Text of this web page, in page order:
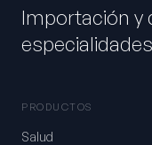
Importación y
PRODUCTOS
Salud